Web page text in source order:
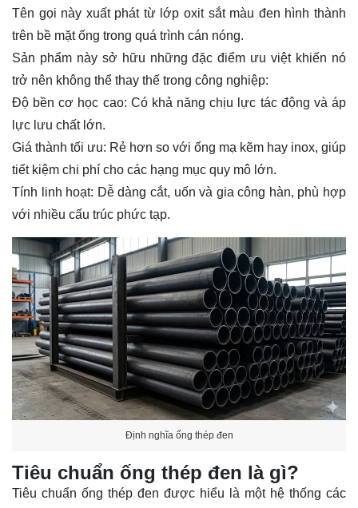
Tên gọi này xuất phát từ lớp oxit sắt màu đen hình thành
trên bề mặt ống trong quá trình cán nóng.
Sản phẩm này sở hữu những đặc điểm ưu việt khiến nó
trở nên không thể thay thế trong công nghiệp:
Độ bền cơ học cao: Có khả năng chịu lực tác động và áp
lực lưu chất lớn.
Giá thành tối ưu: Rẻ hơn so với ống mạ kẽm hay inox, giúp
tiết kiệm chi phí cho các hạng mục quy mô lớn.
Tính linh hoạt: Dễ dàng cắt, uốn và gia công hàn, phù hợp
với nhiều cấu trúc phức tạp.
Định nghĩa ống thép đen
Tiêu chuẩn ống thép đen là gì?
Tiêu chuẩn ống thép đen được hiểu là một hệ thống các